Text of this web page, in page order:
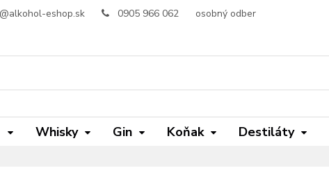
eshop.sk 0905 966 062 osobný odber
Whisky Gin Koňak Destiláty